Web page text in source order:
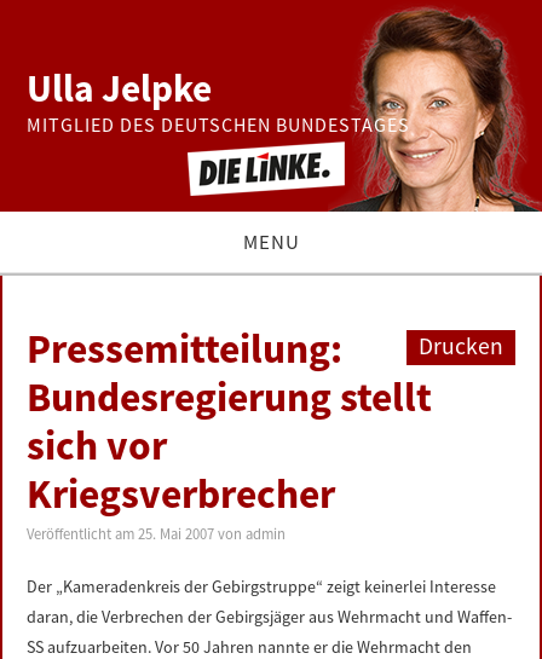
Ulla Jelpke
MITGLIED DES DEUTSCHEN BUNDESTAGES
MENU
BUNDESTAG
PRESSE
ZUR PERSON
DATENSCHUTZERKLÄRUNG
Drucken
Pressemitteilung:
Bundesregierung stellt
sich vor
Kriegsverbrecher
Veröffentlicht am25. Mai 2007 vonadmin
Der „Kameradenkreis der Gebirgstruppe“ zeigt keinerlei Interesse
daran, die Verbrechen der Gebirgsjäger aus Wehrmacht und Waffen-
SS aufzuarbeiten. Vor 50 Jahren nannte er die Wehrmacht den